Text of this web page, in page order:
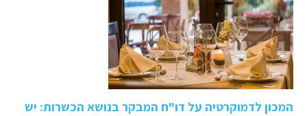
המכון לדמוקרטיה על דו"ח המבקר בנושא הכשרות: יש